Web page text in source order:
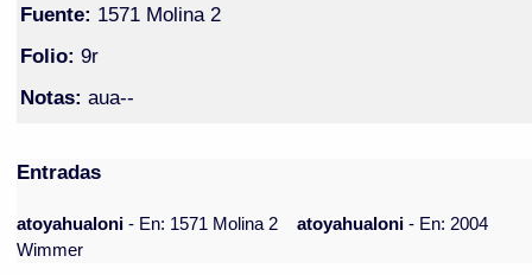
Fuente: 1571 Molina 2
Folio: 9r
Notas: aua--
Entradas
atoyahualoni- En: 1571 Molina 2 atoyahualoni- En: 2004
Wimmer